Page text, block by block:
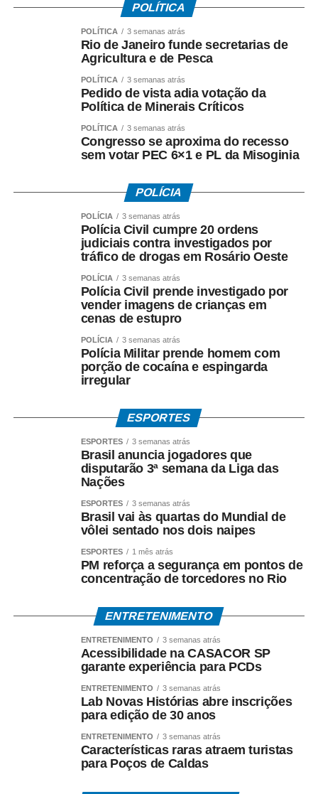
Instituído pela Lei nº 7.998/90, o abono salarial pode
chegar até a um salário mínimo, proporcional ao
período trabalhado. Os recursos vêm do Fundo de
Amparo ao Trabalhador (FAT), com a habilitação feita
pelo Ministério do Trabalho e Emprego.
Como o pagamento é feito
Para trabalhadores da iniciativa privada (PIS)
prioritariamente por:
• Crédito em conta corrente ou poupança da Caixa;
• Depósito em Poupança Social Digital, movimentada
pelo aplicativo Caixa Tem.
Quem não possui conta pode sacar:
• Com Cartão Social e senha em lotéricas, caixas
eletrônicos e correspondentes CAIXA Aqui;
• Nas agências, com documento oficial com foto;
• Sem cartão, por meio de biometria cadastrada.
Para servidores públicos
(Pasep)
O Banco do Brasil faz o pagamento por:
• Transferência via TED ou Pix;
• Saque presencial nas agências, para quem não é
correntista e não possui chave Pix.
Como consultar
Os trabalhadores podem verificar informações sobre
valor, data e habilitação pelos seguintes canais:
• Aplicativo Carteira de Trabalho Digital;
• Portal Gov.br;
POLÍTICA
POLÍTICA 3 semanas atrás
Rio de Janeiro funde secretarias de
Agricultura e de Pesca
POLÍTICA 3 semanas atrás
Pedido de vista adia votação da
Política de Minerais Críticos
POLÍTICA 3 semanas atrás
Congresso se aproxima do recesso
sem votar PEC 6×1 e PL da Misoginia
POLÍCIA
POLÍCIA 3 semanas atrás
Polícia Civil cumpre 20 ordens
judiciais contra investigados por
tráfico de drogas em Rosário Oeste
POLÍCIA 3 semanas atrás
Polícia Civil prende investigado por
vender imagens de crianças em
cenas de estupro
POLÍCIA 3 semanas atrás
Polícia Militar prende homem com
porção de cocaína e espingarda
irregular
ESPORTES
ESPORTES 3 semanas atrás
Brasil anuncia jogadores que
disputarão 3ª semana da Liga das
Nações
ESPORTES 3 semanas atrás
Brasil vai às quartas do Mundial de
vôlei sentado nos dois naipes
ESPORTES 1 mês atrás
PM reforça a segurança em pontos de
concentração de torcedores no Rio
ENTRETENIMENTO
ENTRETENIMENTO 3 semanas atrás
Acessibilidade na CASACOR SP
garante experiência para PCDs
ENTRETENIMENTO 3 semanas atrás
Lab Novas Histórias abre inscrições
para edição de 30 anos
ENTRETENIMENTO 3 semanas atrás
Características raras atraem turistas
para Poços de Caldas